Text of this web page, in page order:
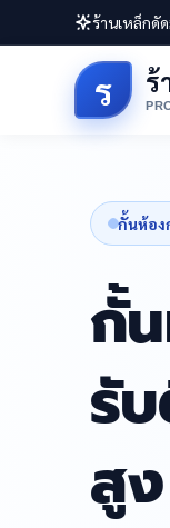
ร้านเหล็กดั
ร ร้
กั้นห้อง
กั้
รั
สู